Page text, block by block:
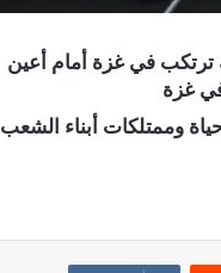
ترتكب في غزة أمام أعين
غزة
وممتلكات أبناء الشعب